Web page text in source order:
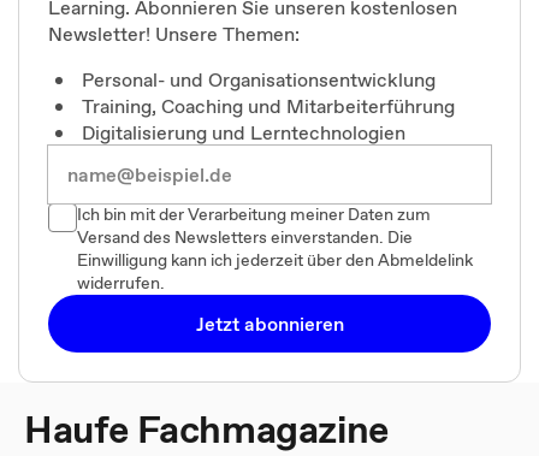
Learning. Abonnieren Sie unseren kostenlosen
Newsletter! Unsere Themen:
Personal- und Organisationsentwicklung
Training, Coaching und Mitarbeiterführung
Digitalisierung und Lerntechnologien
Ich bin mit der Verarbeitung meiner Daten zum
Versand des Newsletters einverstanden. Die
Einwilligung kann ich jederzeit über den Abmeldelink
widerrufen.
Jetzt abonnieren
Haufe Fachmagazine